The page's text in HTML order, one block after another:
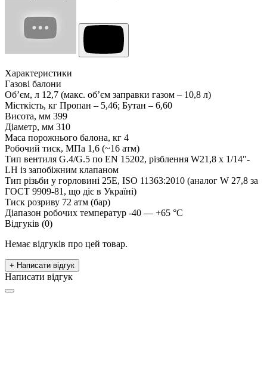
Характеристики
Газові балони
Об’єм, л 12,7 (макс. об’єм заправки газом – 10,8 л)
Місткість, кг Пропан – 5,46; Бутан – 6,60
Висота, мм 399
Діаметр, мм 310
Маса порожнього балона, кг 4
Робочий тиск, МПа 1,6 (~16 атм)
Тип вентиля G.4/G.5 по EN 15202, різблення W21,8 x 1/14″-
LH із запобіжним клапаном
Тип різьби у горловині 25Е, ISO 11363:2010 (аналог W 27,8 за
ГОСТ 9909-81, що діє в Україні)
Тиск розриву 72 атм (бар)
Діапазон робочих температур -40 — +65 °C
Відгуків (0)
Немає відгуків про цей товар.
+ Написати відгук
Написати відгук